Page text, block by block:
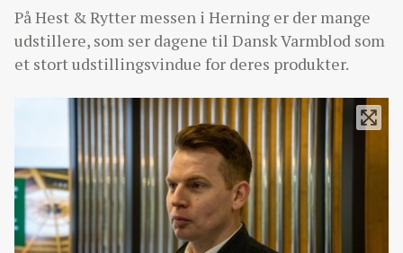
På Hest & Rytter messen i Herning er der mange
udstillere, som ser dagene til Dansk Varmblod som
et stort udstillingsvindue for deres produkter.